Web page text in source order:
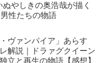
やしきの奥浩哉が描く
性たちの物語
・ヴァンパイア」あらす
解説｜ドラァグクイーン
立と再生の物語【感想】